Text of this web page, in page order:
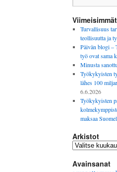
Turvallisuus
teollisuutta ja
Päivän blogi –
työ ovat sama
Minusta
Työkykyisten
lähes 100
6.6.2026
Työkykyisten
maksaa
Arkistot
Arkistot
Avainsanat